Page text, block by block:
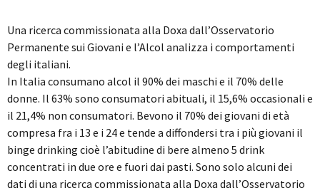
Una ricerca commissionata alla Doxa dall’Osservatorio
Permanente sui Giovani e l’Alcol analizza i comportamenti
degli italiani.
In Italia consumano alcol il 90% dei maschi e il 70% delle
donne. Il 63% sono consumatori abituali, il 15,6% occasionali e
il 21,4% non consumatori. Bevono il 70% dei giovani di età
compresa fra i 13 e i 24 e tende a diffondersi tra i più giovani il
binge drinking cioè l’abitudine di bere almeno 5 drink
concentrati in due ore e fuori dai pasti. Sono solo alcuni dei
dati di una ricerca commissionata alla Doxa dall’Osservatorio